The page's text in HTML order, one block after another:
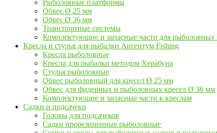
Рыболовные платформы
Обвес Ø 25 мм
Обвес Ø 36 мм
Транспортные системы
Комплектующие и запасные части для рыболовных
Кресла и стулья для рыбалки Аргентум Fishing
Кресла рыболовные
Кресла для рыбалки методом Херабуна
Стулья рыболовные
Обвес рыболовный для кресел Ø 25 мм
Обвес для фидерных и рыболовных кресел Ø 36 мм
Комплектующие и запасные части к креслам
Садки и подсачеки
Головы для подсачеков
Садки прорезиненные рыболовные